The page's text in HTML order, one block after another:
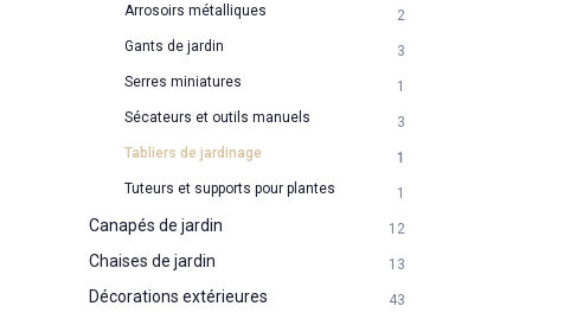
Arrosoirs métalliques
2
Gants de jardin
3
Serres miniatures
1
Sécateurs et outils manuels
3
Tabliers de jardinage
1
Tuteurs et supports pour plantes
1
Canapés de jardin 12
Chaises de jardin 13
Décorations extérieures 43